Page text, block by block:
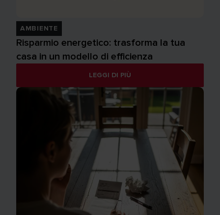
AMBIENTE
Risparmio energetico: trasforma la tua
casa in un modello di efficienza
LEGGI DI PIÙ